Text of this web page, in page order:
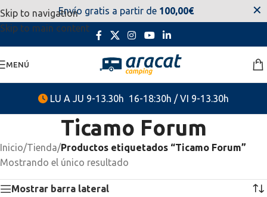
Skip to navigation
Skip to main content
estaremos disponibles. Disculpen las molestias.
MENÚ
LU A JU 9-13.30h 16-18:30h / VI 9-13.30h
Ticamo Forum
Inicio/Tienda/Productos etiquetados “Ticamo Forum”
Mostrando el único resultado
Envío gratis a partir de 100,00€ ✕
Mostrar barra lateral